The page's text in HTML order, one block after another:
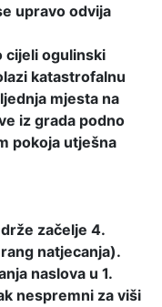
upravo odvija
cijeli ogulinski
katastrofalnu
mjesta na
iz grada podno
pokoja utješna
začelje 4.
natjecanja).
naslova u 1.
nespremni za viši